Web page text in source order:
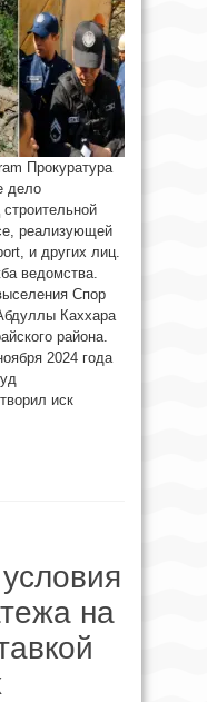
Прокуратура
дело
реализующей
и других лиц.
ведомства.
Спор
Каххара
района.
2024 года
иск
на